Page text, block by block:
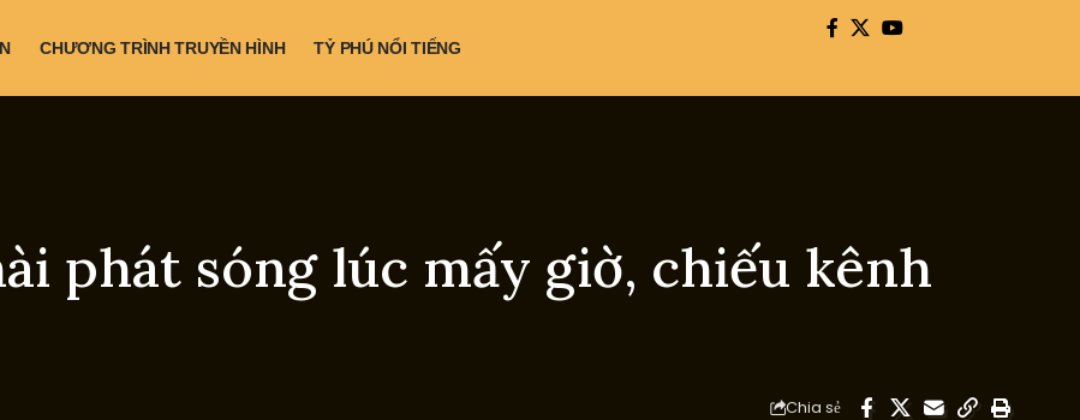
CHƯƠNG TRÌNH TRUYỀN HÌNH TỶ PHÚ NỔI TIẾNG
phát sóng lúc mấy giờ, chiếu kênh
Chia sẻ